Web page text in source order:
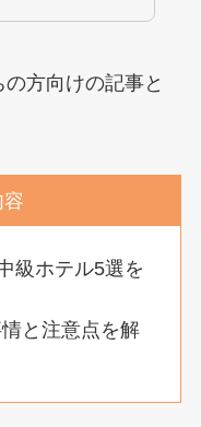
方向けの記事と
級ホテル5選を
と注意点を解